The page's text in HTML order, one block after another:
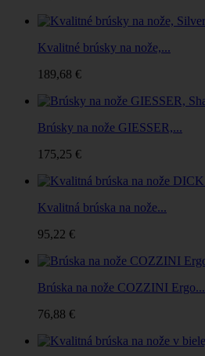
Kvalitné brúsky na nože,...
189,68 €
Brúsky na nože GIESSER,...
175,25 €
Kvalitná brúska na nože...
95,22 €
Brúska na nože COZZINI Ergo...
76,88 €